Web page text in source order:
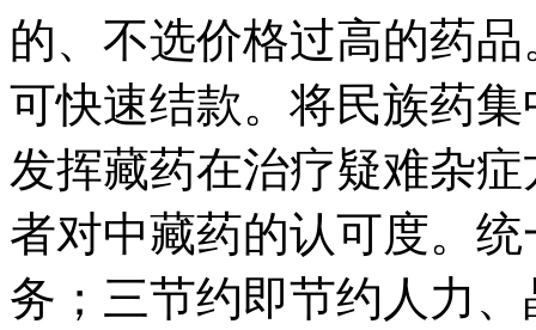
的、不选价格过高的药
可快速结款。将民族药
发挥藏药在治疗疑难杂
者对中藏药的认可度。
务；三节约即节约人力